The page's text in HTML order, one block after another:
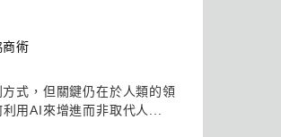
術
式，但關鍵仍在於人類的領
利用AI來增進而非取代人...